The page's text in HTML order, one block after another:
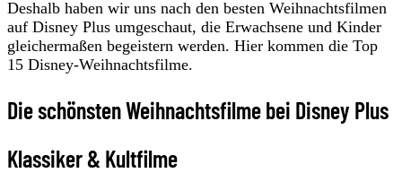
Deshalb haben wir uns nach den besten Weihnachtsfilmen
auf Disney Plus umgeschaut, die Erwachsene und Kinder
gleichermaßen begeistern werden. Hier kommen die Top
15 Disney-Weihnachtsfilme.
Die schönsten Weihnachtsfilme bei Disney Plus
Klassiker & Kultfilme